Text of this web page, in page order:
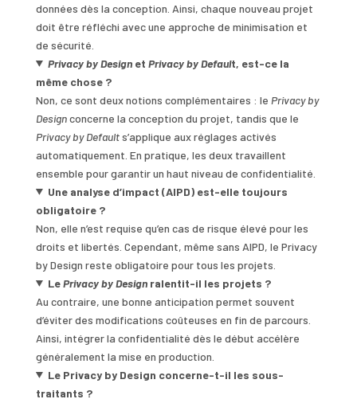
données dès la conception. Ainsi, chaque nouveau projet
doit être réfléchi avec une approche de minimisation et
de sécurité.
Privacy by Designet Privacy by Default, est-ce la
même chose ?
Non, ce sont deux notions complémentaires : le Privacy by
Designconcerne la conception du projet, tandis que le
Privacy by Defaults’applique aux réglages activés
automatiquement. En pratique, les deux travaillent
ensemble pour garantir un haut niveau de confidentialité.
Une analyse d’impact (AIPD) est-elle toujours
obligatoire ?
Non, elle n’est requise qu’en cas de risque élevé pour les
droits et libertés. Cependant, même sans AIPD, le Privacy
by Design reste obligatoire pour tous les projets.
LePrivacy by Designralentit-il les projets ?
Au contraire, une bonne anticipation permet souvent
d’éviter des modifications coûteuses en fin de parcours.
Ainsi, intégrer la confidentialité dès le début accélère
généralement la mise en production.
Le Privacy by Design concerne-t-il les sous-
traitants ?